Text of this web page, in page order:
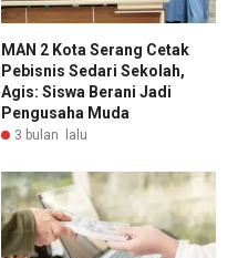
MAN 2 Kota Serang Cetak
Pebisnis Sedari Sekolah,
Agis: Siswa Berani Jadi
Pengusaha Muda
3 bulan lalu